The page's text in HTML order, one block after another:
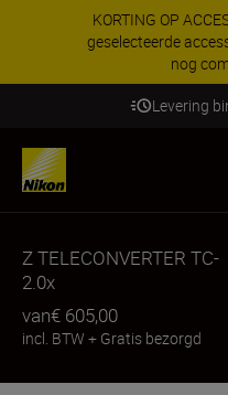
KORTING OP
geselecteerde
nog
Levering
Z TELECONVERTER TC-
2.0x
van€ 605,00
incl. BTW + Gratis bezorgd